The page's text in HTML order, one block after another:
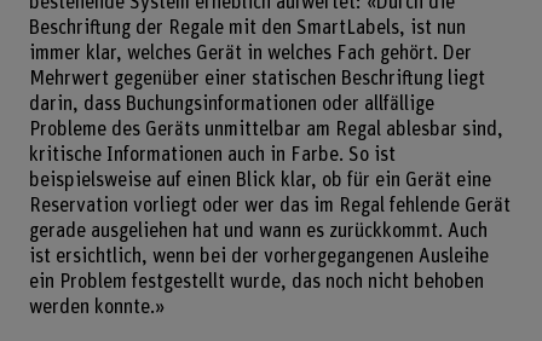
Beschriftung der Regale mit den SmartLabels, ist nun
immer klar, welches Gerät in welches Fach gehört. Der
Mehrwert gegenüber einer statischen Beschriftung liegt
darin, dass Buchungsinformationen oder allfällige
Probleme des Geräts unmittelbar am Regal ablesbar sind,
kritische Informationen auch in Farbe. So ist
beispielsweise auf einen Blick klar, ob für ein Gerät eine
Reservation vorliegt oder wer das im Regal fehlende Gerät
gerade ausgeliehen hat und wann es zurückkommt. Auch
ist ersichtlich, wenn bei der vorhergegangenen Ausleihe
ein Problem festgestellt wurde, das noch nicht behoben
werden konnte.»